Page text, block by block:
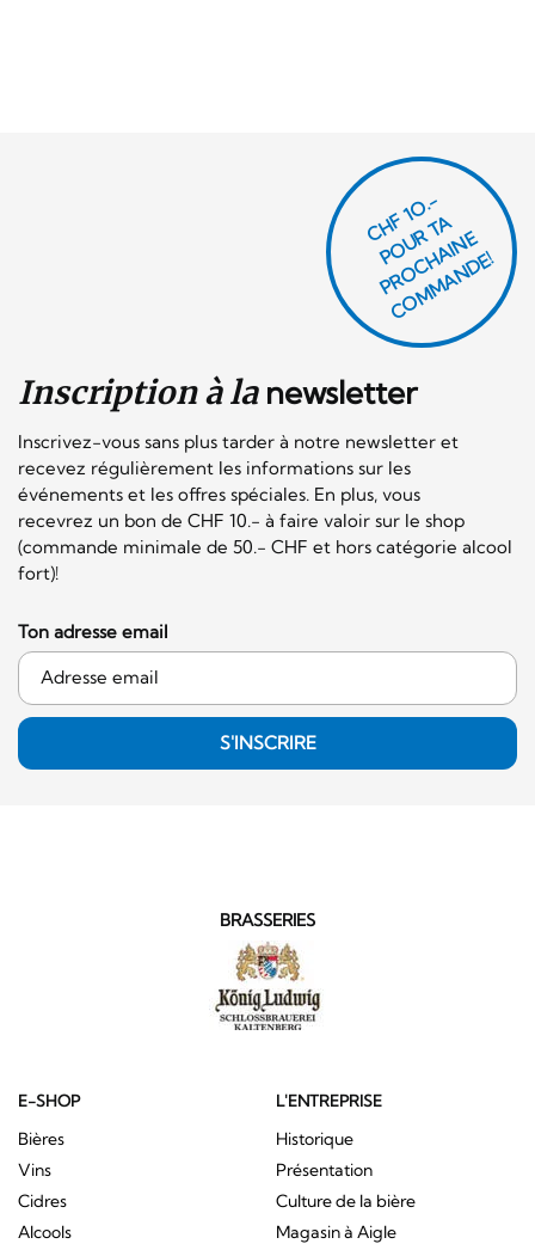
Inscription à lanewsletter
Inscrivez-vous sans plus tarder à notre newsletter et
recevez régulièrement les informations sur les
événements et les offres spéciales. En plus, vous
recevrez un bon de CHF 10.- à faire valoir sur le shop
(commande minimale de 50.- CHF et hors catégorie alcool
fort)!
CHF 1O.-
P
O
U
R
T
A
P
R
O
C
H
AI
N
E
C
O
M
M
A
N
D
E!
Ton adresse email
S'INSCRIRE
BRASSERIES
E-SHOP
Bières
Vins
Cidres
Alcools
L'ENTREPRISE
Historique
Présentation
Culture de la bière
Magasin à Aigle